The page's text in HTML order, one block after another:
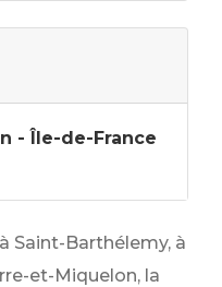
- Île-de-France
Saint-Barthélemy, à
et-Miquelon, la